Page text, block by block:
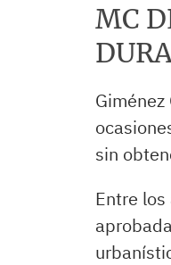
MC
sin
Entre